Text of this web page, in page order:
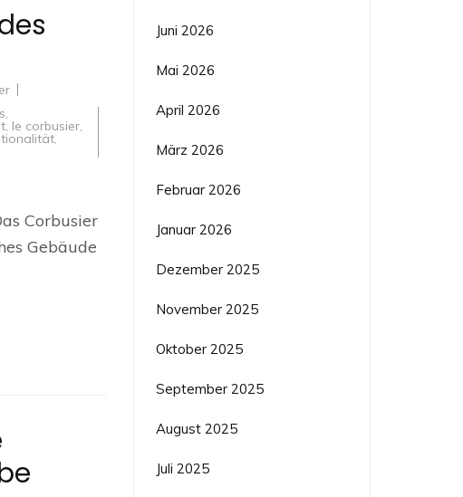
,
, le corbusier,
,
zu
die
Architektur
des
Corbusier
Corbusier
Gebäude
Juni 2026
Mai 2026
April 2026
März 2026
Februar 2026
Januar 2026
Dezember 2025
November 2025
Oktober 2025
September 2025
August 2025
Juli 2025